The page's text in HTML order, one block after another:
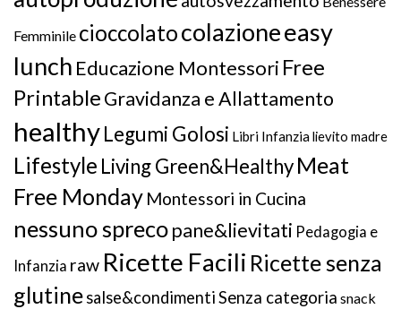
Femminile cioccolatocolazioneeasy
lunch Educazione Montessori Free
PrintableGravidanza e Allattamento
healthyLegumi Golosi Libri Infanzialievito madre
Lifestyle Living Green&HealthyMeat
Free Monday Montessori in Cucina
nessuno sprecopane&lievitati Pedagogia e
Infanzia raw Ricette Facili Ricette senza
glutinesalse&condimentiSenza categoria snack